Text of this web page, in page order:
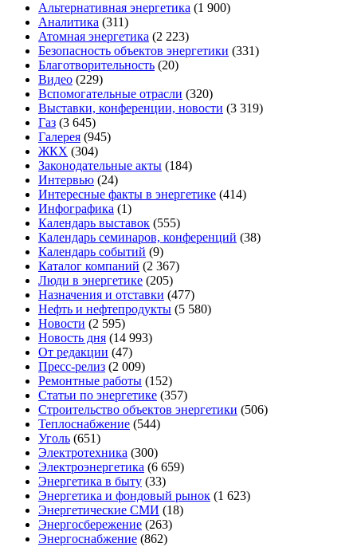
Альтернативная энергетика (1 900)
Аналитика (311)
Атомная энергетика (2 223)
Безопасность объектов энергетики (331)
Благотворительность (20)
Видео (229)
Вспомогательные отрасли (320)
Выставки, конференции, новости (3 319)
Газ (3 645)
Галерея (945)
ЖКХ (304)
Законодательные акты (184)
Интервью (24)
Интересные факты в энергетике (414)
Инфографика (1)
Календарь выставок (555)
Календарь семинаров, конференций (38)
Календарь событий (9)
Каталог компаний (2 367)
Люди в энергетике (205)
Назначения и отставки (477)
Нефть и нефтепродукты (5 580)
Новости (2 595)
Новость дня (14 993)
От редакции (47)
Пресс-релиз (2 009)
Ремонтные работы (152)
Статьи по энергетике (357)
Строительство объектов энергетики (506)
Теплоснабжение (544)
Уголь (651)
Электротехника (300)
Электроэнергетика (6 659)
Энергетика в быту (33)
Энергетика и фондовый рынок (1 623)
Энергетические СМИ (18)
Энергосбережение (263)
Энергоснабжение (862)